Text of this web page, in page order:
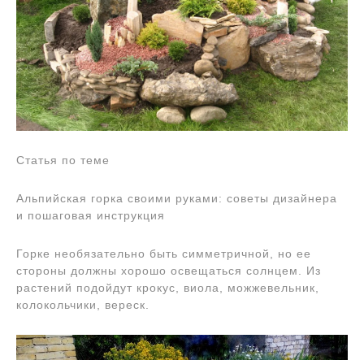
Статья по теме
Альпийская горка своими руками: советы дизайнера
и пошаговая инструкция
Горке необязательно быть симметричной, но ее
стороны должны хорошо освещаться солнцем. Из
растений подойдут крокус, виола, можжевельник,
колокольчики, вереск.